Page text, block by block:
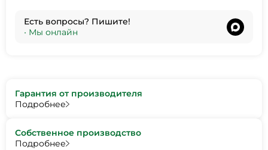
Есть вопросы? Пишите!
• Мы онлайн
Гарантия от производителя
Подробнее
Собственное производство
Подробнее